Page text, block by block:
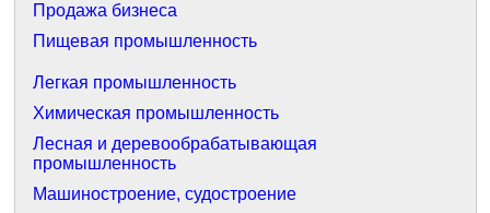
Продажа бизнеса
Пищевая промышленность
Легкая промышленность
Химическая промышленность
Лесная и деревообрабатывающая
промышленность
Машиностроение, судостроение